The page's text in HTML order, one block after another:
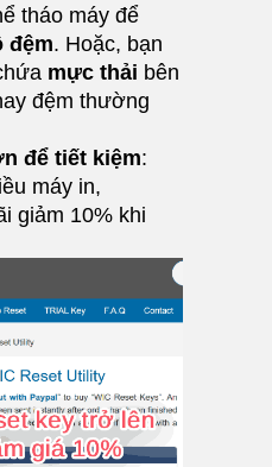
tháo máy để
đệm. Hoặc, bạn
mực thải bên
đệm thường
để tiết kiệm:
máy in,
giảm 10% khi